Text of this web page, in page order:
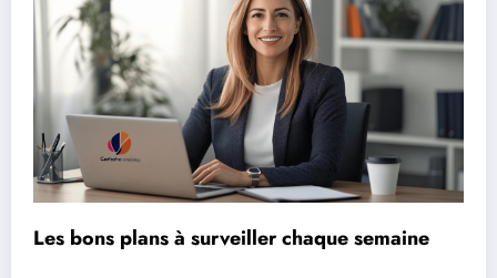
Les bons plans à surveiller chaque semaine